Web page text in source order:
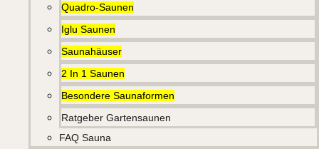
Quadro-Saunen
Iglu Saunen
Saunahäuser
2 In 1 Saunen
Besondere Saunaformen
Ratgeber Gartensaunen
FAQ Sauna